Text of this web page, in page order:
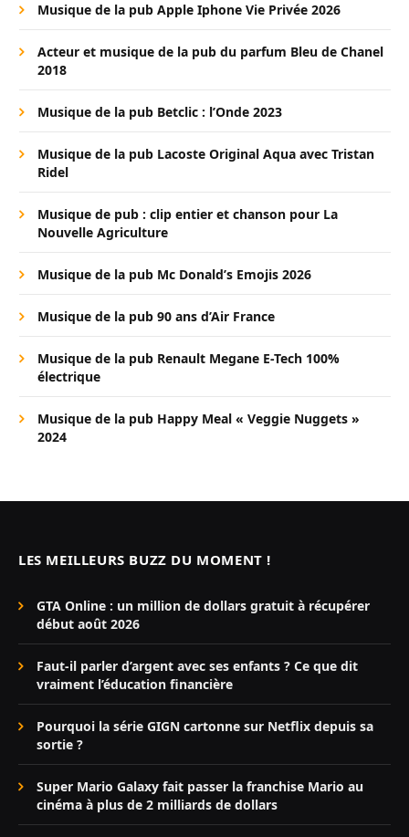
Musique de la pub Apple Iphone Vie Privée 2026
Acteur et musique de la pub du parfum Bleu de Chanel
2018
Musique de la pub Betclic : l’Onde 2023
Musique de la pub Lacoste Original Aqua avec Tristan
Ridel
Musique de pub : clip entier et chanson pour La
Nouvelle Agriculture
Musique de la pub Mc Donald’s Emojis 2026
Musique de la pub 90 ans d’Air France
Musique de la pub Renault Megane E-Tech 100%
électrique
Musique de la pub Happy Meal « Veggie Nuggets »
2024
LES MEILLEURS BUZZ DU MOMENT !
GTA Online : un million de dollars gratuit à récupérer
début août 2026
Faut-il parler d’argent avec ses enfants ? Ce que dit
vraiment l’éducation financière
Pourquoi la série GIGN cartonne sur Netflix depuis sa
sortie ?
Super Mario Galaxy fait passer la franchise Mario au
cinéma à plus de 2 milliards de dollars